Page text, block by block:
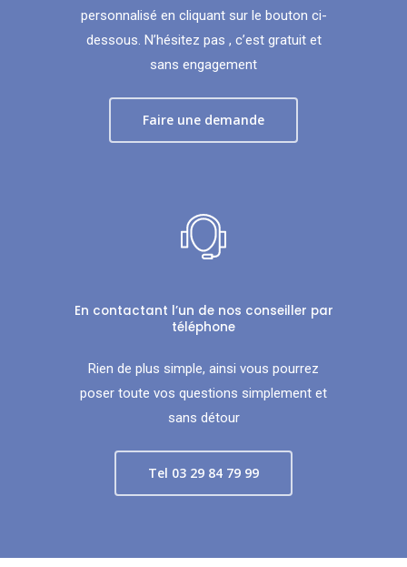
personnalisé en cliquant sur le bouton ci-
dessous. N’hésitez pas , c’est gratuit et
sans engagement
Faire une demande
En contactant l’un de nos conseiller par
téléphone
Rien de plus simple, ainsi vous pourrez
poser toute vos questions simplement et
sans détour
Tel 03 29 84 79 99